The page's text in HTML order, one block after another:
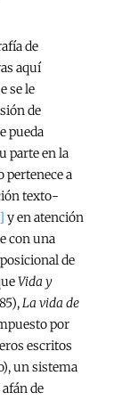
de
aquí
se le
de
pueda
parte en la
pertenece a
texto-
y en atención
con una
de
Vida y
La vida de
por
escritos
un sistema
de